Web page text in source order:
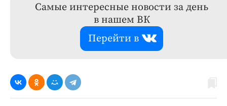
Самые интересные новости за день
в нашем ВК
Перейти в